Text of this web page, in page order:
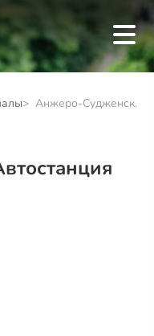
Анжеро-Судженск.